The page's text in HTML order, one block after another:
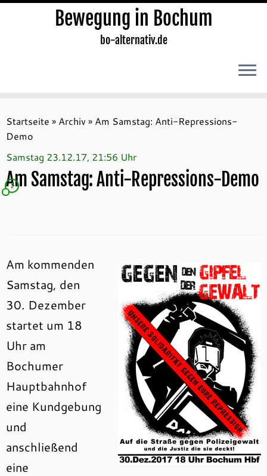
Inhalt
springen
Bewegung in Bochum
bo-alternativ.de
Startseite » Archiv » Am Samstag: Anti-Repressions-
Demo
Samstag 23.12.17, 21:56 Uhr
Am Samstag: Anti-Repressions-Demo
2
Am kommenden
Samstag, den
30. Dezember
startet um 18
Uhr am
Bochumer
Hauptbahnhof
eine Kundgebung
und
anschließend
eine